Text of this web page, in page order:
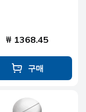
₩ 1368.45
구매